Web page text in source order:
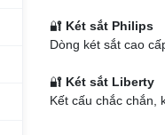
🔐 Két sắt Philips
Dòng két sắt cao
🔐 Két sắt Liberty
Kết cấu chắc chắn,